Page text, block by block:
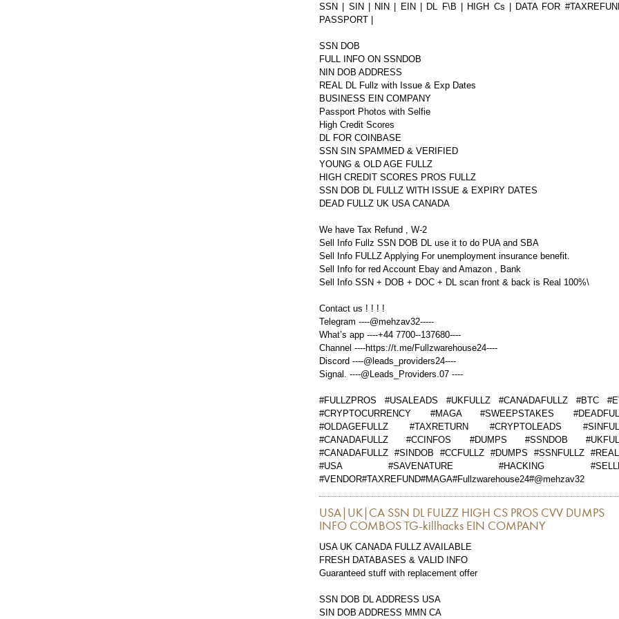
SSN | SIN | NIN | EIN | DL F\B | HIGH Cs | DATA FOR
PASSPORT |
SSN DOB
FULL INFO ON SSNDOB
NIN DOB ADDRESS
REAL DL Fullz with Issue & Exp Dates
BUSINESS EIN COMPANY
Passport Photos with Selfie
High Credit Scores
DL FOR COINBASE
SSN SIN SPAMMED & VERIFIED
YOUNG & OLD AGE FULLZ
HIGH CREDIT SCORES PROS FULLZ
SSN DOB DL FULLZ WITH ISSUE & EXPIRY DATES
DEAD FULLZ UK USA CANADA
We have Tax Refund , W-2
Sell Info Fullz SSN DOB DL use it to do PUA and SBA
Sell Info FULLZ Applying For unemployment insurance benefit.
Sell Info for red Account Ebay and Amazon , Bank
Sell Info SSN + DOB + DOC + DL scan front & back is Real 100%\
Contact us ! ! ! !
Telegram ----@mehzav32-----
What’s app ----+44 7700--137680----
Channel ----https://t.me/Fullzwarehouse24----
Discord ----@leads_providers24----
Signal. ----@Leads_Providers.07 ----
#FULLZPROS #USALEADS #UKFULLZ #CANADAFULLZ #BTC
#CRYPTOCURRENCY #MAGA #SWEEPSTAKES
#OLDAGEFULLZ #TAXRETURN #CRYPTOLEADS
#CANADAFULLZ #CCINFOS #DUMPS #SSNDOB
#CANADAFULLZ #SINDOB #CCFULLZ #DUMPS #SSNFULLZ
#USA #SAVENATURE #HACKING
#VENDOR#TAXREFUND#MAGA#Fullzwarehouse24#@mehzav32
USA|UK|CA SSN DL FULZZ HIGH CS PROS CVV DUMPS
INFO COMBOS TG-killhacks EIN COMPANY
USA UK CANADA FULLZ AVAILABLE
FRESH DATABASES & VALID INFO
Guaranteed stuff with replacement offer
SSN DOB DL ADDRESS USA
SIN DOB ADDRESS MMN CA